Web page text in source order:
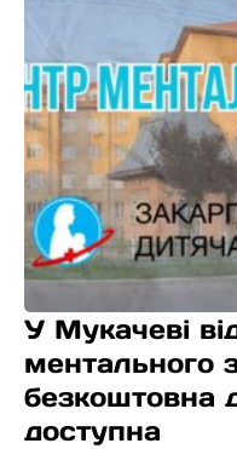
У Мукачеві
ментального
безкоштовна
доступна